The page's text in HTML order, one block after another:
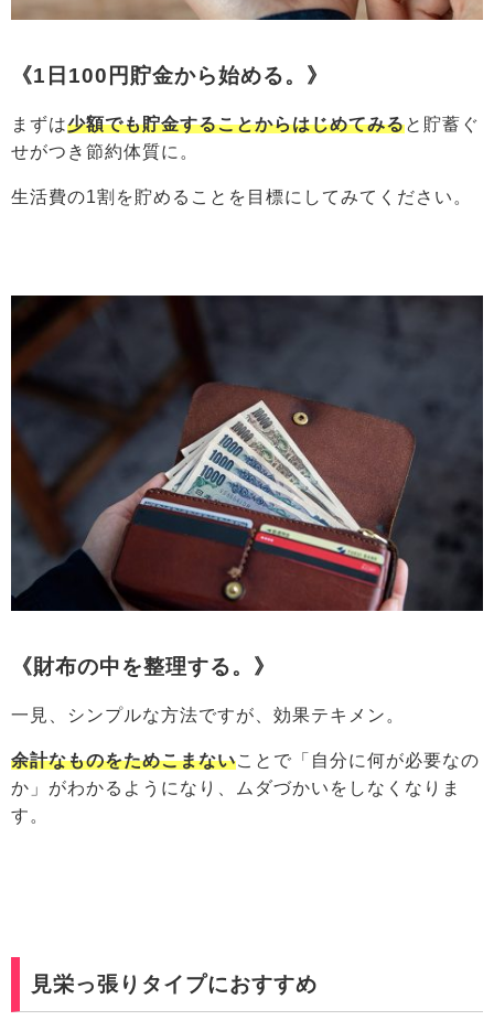
《1日100円貯金から始める。》
まずは少額でも貯金することからはじめてみると貯蓄ぐ
せがつき節約体質に。
生活費の1割を貯めることを目標にしてみてください。
《財布の中を整理する。》
一見、シンプルな方法ですが、効果テキメン。
余計なものをためこまないことで「自分に何が必要なの
か」がわかるようになり、ムダづかいをしなくなりま
す。
見栄っ張りタイプにおすすめ